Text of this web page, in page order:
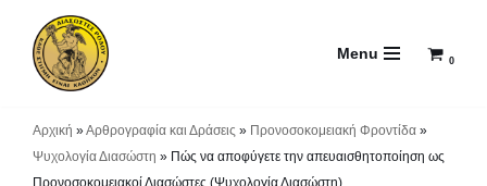
Μεταπηδήστε
Menu 0
Αρχική »Αρθρογραφία και Δράσεις » Προνοσοκομειακή Φροντίδα »
Ψυχολογία Διασώστη » Πώς να αποφύγετε την απευαισθητοποίηση ως
Προνοσοκομειακοί Διασώστες (Ψυχολογία Διασώστη)